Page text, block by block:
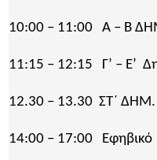
10:00 – 11:00 Α – Β
11:15 – 12:15 Γ’ – Ε’
12.30 – 13.30 ΣΤ΄
14:00 – 17:00